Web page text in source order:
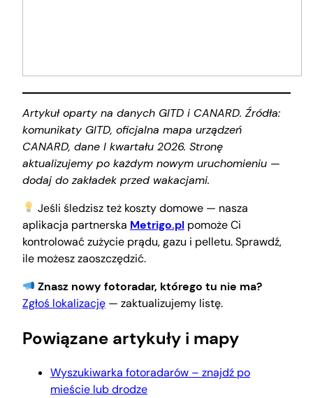
Artykuł oparty na danych GITD i CANARD. Źródła:
komunikaty GITD, oficjalna mapa urządzeń
CANARD, dane I kwartału 2026. Stronę
aktualizujemy po każdym nowym uruchomieniu —
dodaj do zakładek przed wakacjami.
Jeśli śledzisz też koszty domowe — nasza
aplikacja partnerska Metrigo.pl pomoże Ci
kontrolować zużycie prądu, gazu i pelletu. Sprawdź,
ile możesz zaoszczędzić.
Znasz nowy fotoradar, którego tu nie ma?
Zgłoś lokalizację — zaktualizujemy listę.
Powiązane artykuły i mapy
Wyszukiwarka fotoradarów – znajdź po
mieście lub drodze